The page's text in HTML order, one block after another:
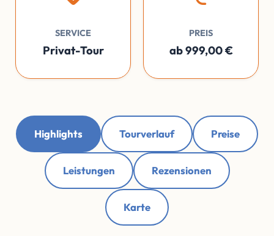
SERVICE
Privat-Tour
PREIS
ab 999,00 €
Highlights Tourverlauf Preise
Leistungen Rezensionen
Karte